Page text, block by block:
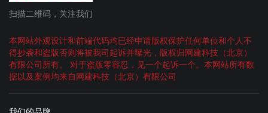
扫描二维码，关注我们
本网站外观设计和前端代码均已经申请版权保护任何单位和个人不
得抄袭和盗版否则将被我司起诉并曝光，版权归网建科技（北京）
有限公司所有。 对于盗版零容忍，见一个起诉一个。本网站所有数
据以及案例均来自网建科技（北京）有限公司